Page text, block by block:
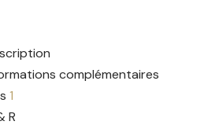
complémentaires
1
R